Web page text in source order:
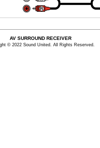
AV SURROUND RECEIVER
© 2022 Sound United. All Rights Reserved.